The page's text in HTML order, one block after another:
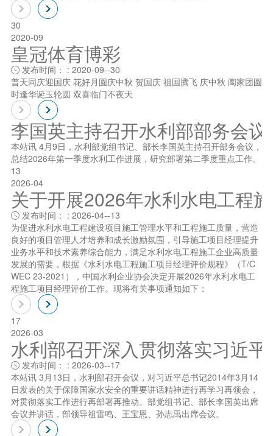
30
2020-09
皇冠体育博彩
发布时间： : 2020-09--30
普天同庆迎国庆 花好月圆庆中秋 贺国庆 祖国腾飞 庆中秋 阖家团圆
时逢华诞玉轮圆 双喜临门不夜天
李国英主持召开水利部部务会议
本站讯 4月9日，水利部党组书记、部长李国英主持召开部务会议，
总结2026年第一季度水利工作进展，研究部署第二季度重点工作。
13
2026-04
关于开展2026年水利水电工程
发布时间： : 2026-04--13
为促进水利水电工程建设项目施工管理水平和工程施工质量，营造
良好的项目管理人才培养和成长激励氛围，引导施工项目经理提升
业务水平和技术素养综合能力，满足水利水电工程施工企业高质量
发展的需要，根据《水利水电工程施工项目经理评价规程》（T/C
WEC 23-2021），中国水利企业协会决定开展2026年水利水电工
程施工项目经理评价工作。现将有关事项通知如下：
17
2026-03
水利部召开深入贯彻落实习近
发布时间： : 2026-03--17
本站讯 3月13日，水利部召开会议，对习近平总书记2014年3月14
日发表的关于保障国家水安全的重要讲话精神进行再学习再领会，
对贯彻落实工作进行再部署再推动。部党组书记、部长李国英出席
会议并讲话，部领导祖雷鸣、王宝恩、孙志禹出席会议。